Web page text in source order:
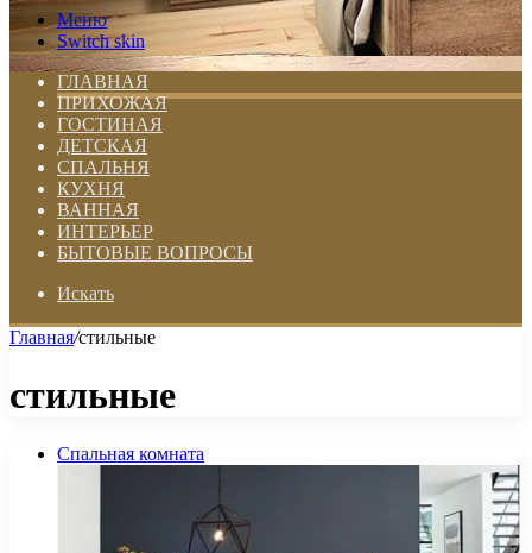
Меню
Switch skin
ГЛАВНАЯ
ПРИХОЖАЯ
ГОСТИНАЯ
ДЕТСКАЯ
СПАЛЬНЯ
КУХНЯ
ВАННАЯ
ИНТЕРЬЕР
БЫТОВЫЕ ВОПРОСЫ
Искать
Главная/стильные
стильные
Спальная комната